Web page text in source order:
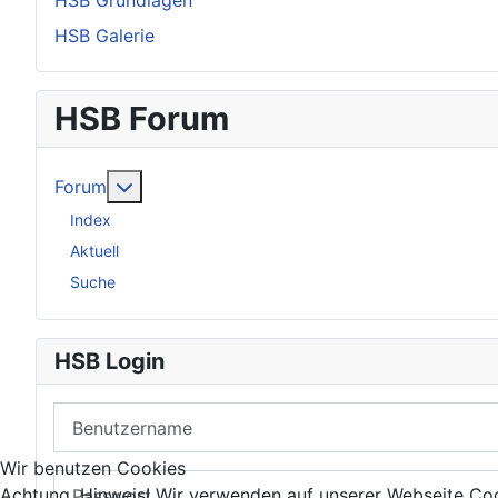
HSB Galerie
HSB Forum
Forum
Index
Aktuell
Suche
HSB Login
Passwort
Wir benutzen Cookies